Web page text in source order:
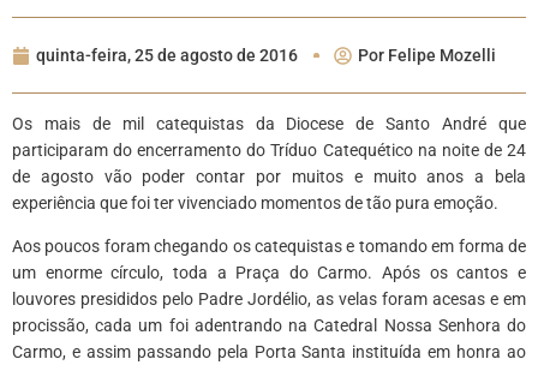
quinta-feira, 25 de agosto de 2016 Por Felipe Mozelli
Os mais de mil catequistas da Diocese de Santo André que
participaram do encerramento do Tríduo Catequético na noite de 24
de agosto vão poder contar por muitos e muito anos a bela
experiência que foi ter vivenciado momentos de tão pura emoção.
Aos poucos foram chegando os catequistas e tomando em forma de
um enorme círculo, toda a Praça do Carmo. Após os cantos e
louvores presididos pelo Padre Jordélio, as velas foram acesas e em
procissão, cada um foi adentrando na Catedral Nossa Senhora do
Carmo, e assim passando pela Porta Santa instituída em honra ao